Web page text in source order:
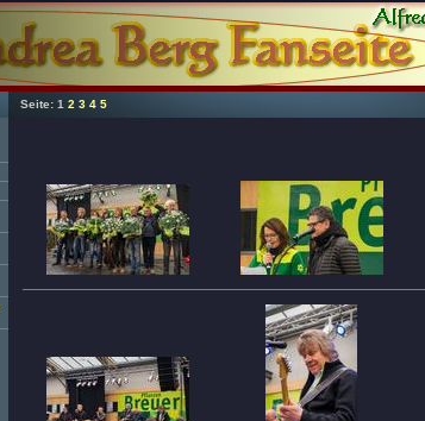
Seite: 1 2 3 4 5